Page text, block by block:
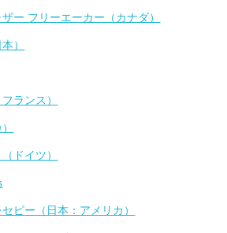
ザー フリーエーカー（カナダ）
）
ランス）
ドイツ）
ピー（日本：アメリカ）